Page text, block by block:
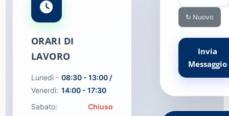
ORARI DI
LAVORO
Lunedì -
Venerdì:
08:30 - 13:00 /
14:00 - 17:30
Sabato:
Chiuso
↻ Nuovo
Invia
Messaggio